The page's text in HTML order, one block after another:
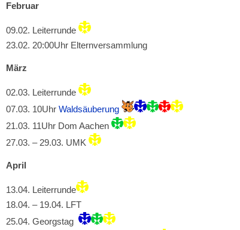
Februar
09.02. Leiterrunde
23.02. 20:00Uhr Elternversammlung
März
02.03. Leiterrunde
07.03. 10Uhr Waldsäuberung
21.03. 11Uhr Dom Aachen
27.03. – 29.03. UMK
April
13.04. Leiterrunde
18.04. – 19.04. LFT
25.04. Georgstag